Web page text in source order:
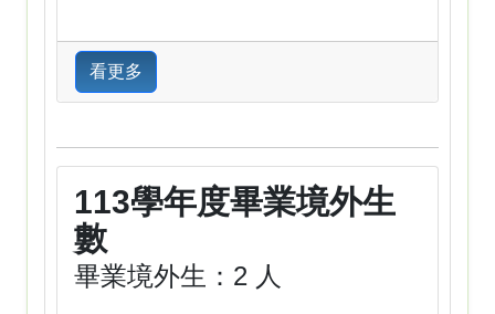
看更多
113學年度畢業境外生
數
畢業境外生：2 人